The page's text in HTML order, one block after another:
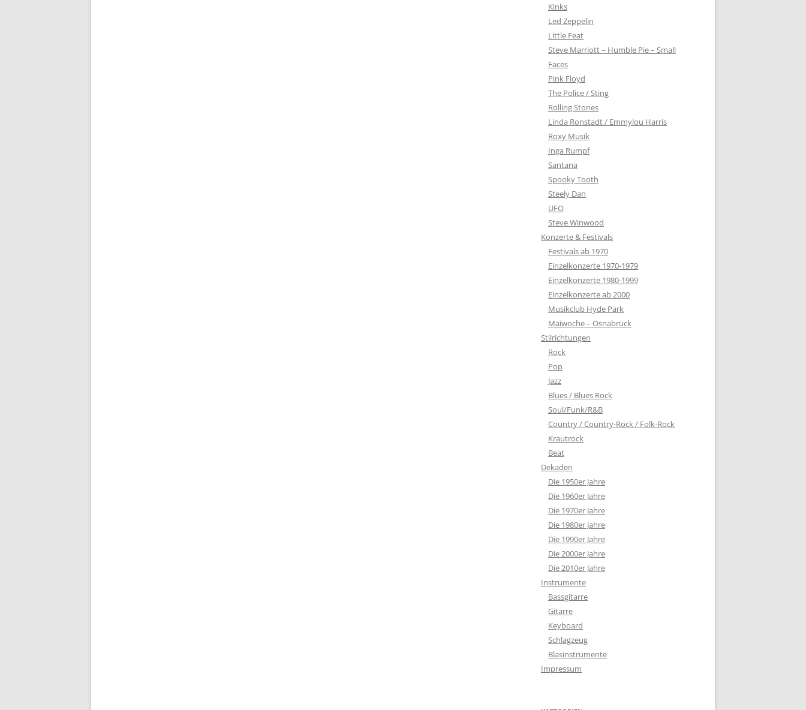
Kinks
Led Zeppelin
Little Feat
Steve Marriott – Humble Pie – Small
Faces
Pink Floyd
The Police / Sting
Rolling Stones
Linda Ronstadt / Emmylou Harris
Roxy Musik
Inga Rumpf
Santana
Spooky Tooth
Steely Dan
UFO
Steve Winwood
Konzerte & Festivals
Festivals ab 1970
Einzelkonzerte 1970-1979
Einzelkonzerte 1980-1999
Einzelkonzerte ab 2000
Musikclub Hyde Park
Maiwoche – Osnabrück
Stilrichtungen
Rock
Pop
Jazz
Blues / Blues Rock
Soul/Funk/R&B
Country / Country-Rock / Folk-Rock
Krautrock
Beat
Dekaden
Die 1950er Jahre
Die 1960er Jahre
Die 1970er Jahre
Die 1980er Jahre
Die 1990er Jahre
Die 2000er Jahre
Die 2010er Jahre
Instrumente
Bassgitarre
Gitarre
Keyboard
Schlagzeug
Blasinstrumente
Impressum